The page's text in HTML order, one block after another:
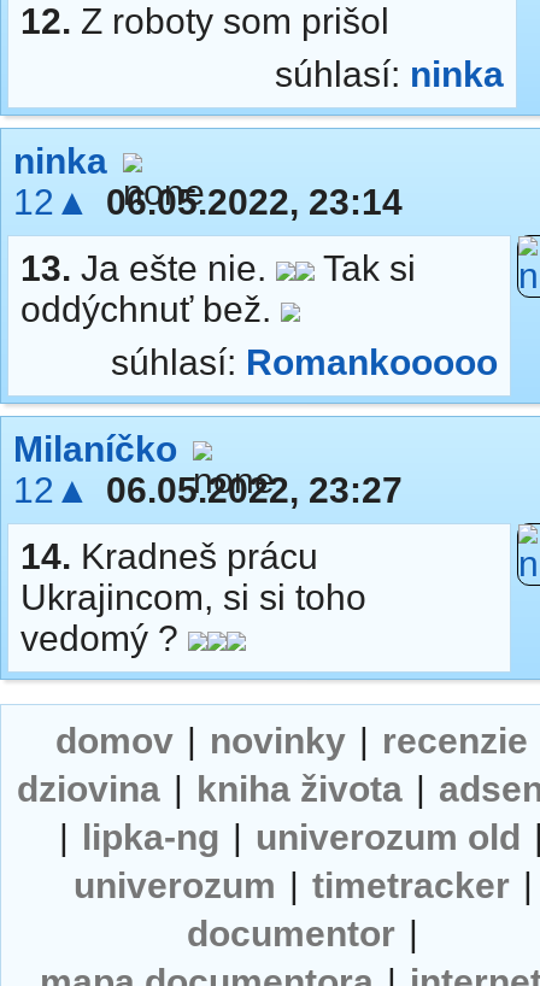
12. Z roboty som prišol
súhlasí: ninka
ninka
12▲
06.05.2022, 23:14
13. Ja ešte nie.
Tak si
oddýchnuť bež.
súhlasí: Romankooooo
Milaníčko
12▲
06.05.2022, 23:27
14. Kradneš prácu
Ukrajincom, si si toho
vedomý ?
domov | novinky | recenzie
dziovina | kniha života |
| lipka-ng | univerozum old
univerozum | timetracker |
documentor |